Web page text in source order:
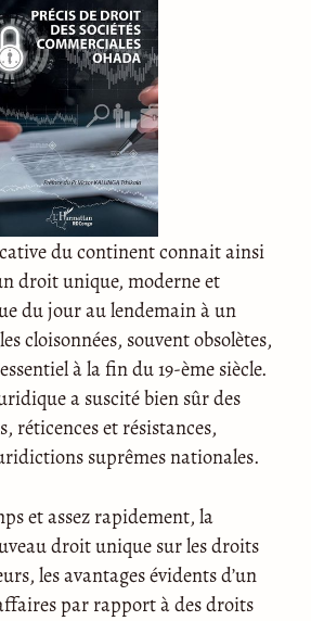
du continent connait ainsi
droit unique, moderne et
du jour au lendemain à un
cloisonnées, souvent obsolètes,
à la fin du 19-ème siècle.
a suscité bien sûr des
réticences et résistances,
suprêmes nationales.
et assez rapidement, la
droit unique sur les droits
les avantages évidents d’un
par rapport à des droits